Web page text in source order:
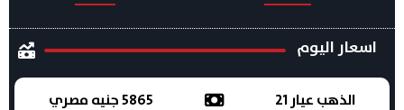
اسعار اليوم
الذهب عيار 21 5865 جنيه مصري